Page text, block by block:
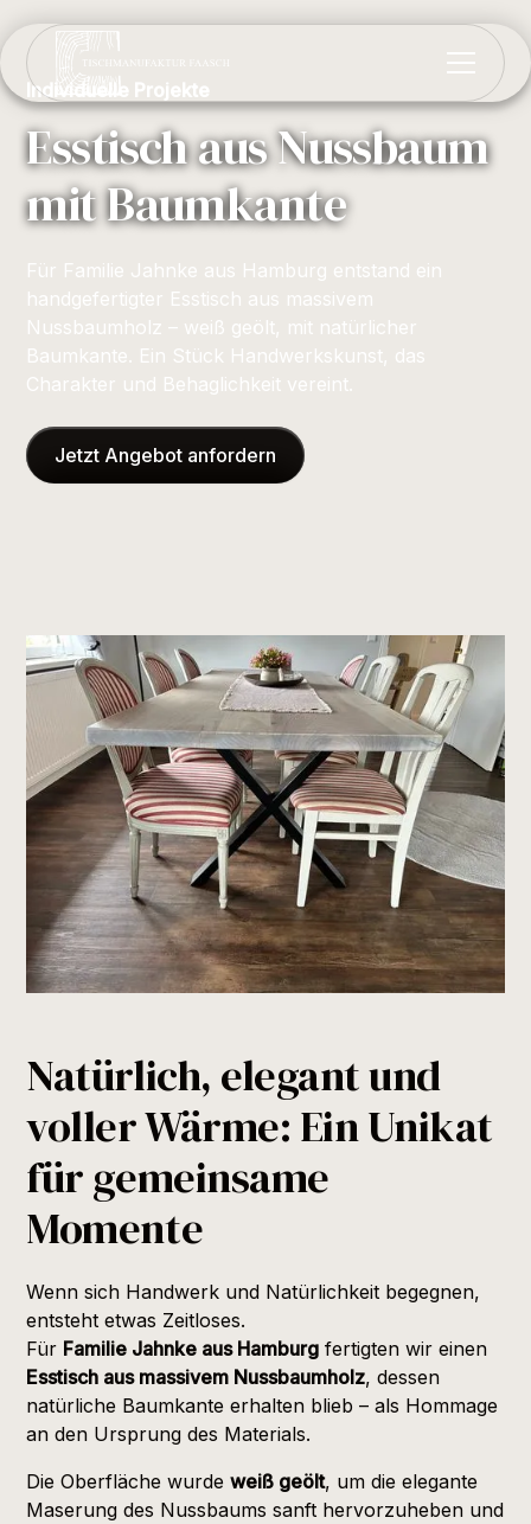
Individuelle Projekte
Esstisch aus Nussbaum
mit Baumkante
Für Familie Jahnke aus Hamburg entstand ein
handgefertigter Esstisch aus massivem
Nussbaumholz – weiß geölt, mit natürlicher
Baumkante. Ein Stück Handwerkskunst, das
Charakter und Behaglichkeit vereint.
Jetzt Angebot anfordern
Natürlich, elegant und
voller Wärme: Ein Unikat
für gemeinsame
Momente
Wenn sich Handwerk und Natürlichkeit begegnen,
entsteht etwas Zeitloses.
Für Familie Jahnke aus Hamburg fertigten wir einen
Esstisch aus massivem Nussbaumholz, dessen
natürliche Baumkante erhalten blieb – als Hommage
an den Ursprung des Materials.
Die Oberfläche wurdeweiß geölt, um die elegante
Maserung des Nussbaums sanft hervorzuheben und